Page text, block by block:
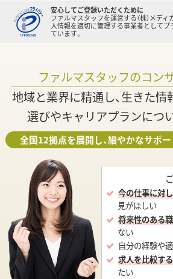
安心してご登録いただくために
ファルマスタッフを運営する（株）メデ
人情報を適切に管理する事業者として
ています。
ファルマスタッフのコン
地域と業界に精通し、生きた
選びやキャリアプランにつ
全国12拠点を展開し、細やかなサポー
今の仕事に対
見がほしい
将来性のある
ない
自分の経験や適
求人を比較す
たい